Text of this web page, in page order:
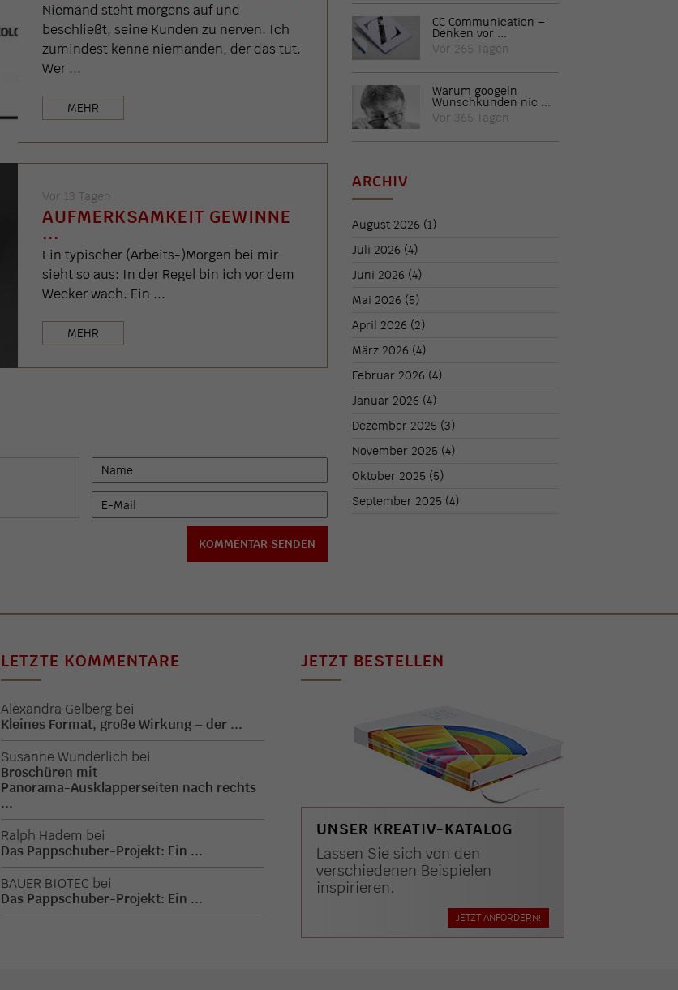
Niemand steht morgens auf und
beschließt, seine Kunden zu nerven. Ich
zumindest kenne niemanden, der das tut.
Wer ...
MEHR
Vor 13 Tagen
AUFMERKSAMKEIT GEWINNE
...
Ein typischer (Arbeits-)Morgen bei mir
sieht so aus: In der Regel bin ich vor dem
Wecker wach. Ein ...
MEHR
CC Communication –
Denken vor ...
Vor 265 Tagen
Warum googeln
Wunschkunden nic ...
Vor 365 Tagen
ARCHIV
August 2026 (1)
Juli 2026 (4)
Juni 2026 (4)
Mai 2026 (5)
April 2026 (2)
März 2026 (4)
Februar 2026 (4)
Januar 2026 (4)
Dezember 2025 (3)
November 2025 (4)
Oktober 2025 (5)
September 2025 (4)
LETZTE KOMMENTARE
Alexandra Gelberg bei
Kleines Format, große Wirkung – der ...
Susanne Wunderlich bei
Broschüren mit
Panorama-Ausklapperseiten nach rechts
...
Ralph Hadem bei
Das Pappschuber-Projekt: Ein ...
BAUER BIOTEC bei
Das Pappschuber-Projekt: Ein ...
JETZT BESTELLEN
UNSER KREATIV-KATALOG
Lassen Sie sich von den
verschiedenen Beispielen
inspirieren.
JETZT ANFORDERN!